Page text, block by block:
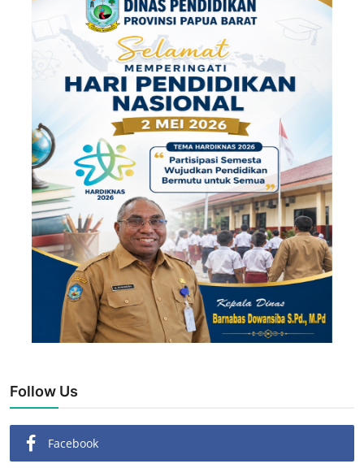
Follow Us
Facebook